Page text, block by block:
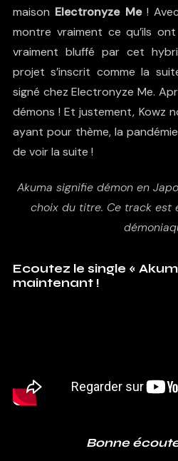
maison Electronyze Me!
montre vraiment ce qu’ils
vraiment bluffé par cet
projet s’inscrit comme la
signé chez Electronyze Me.
démons ! Et justement, Kowz
ayant pour thème, la
de voir la suite !
Akuma signifie démon en
choix du titre. Ce track est
Ecoutez le single «
maintenant !
Bonne